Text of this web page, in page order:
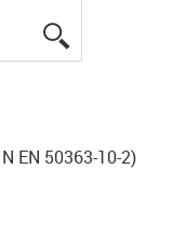
EN 50363-10-2)